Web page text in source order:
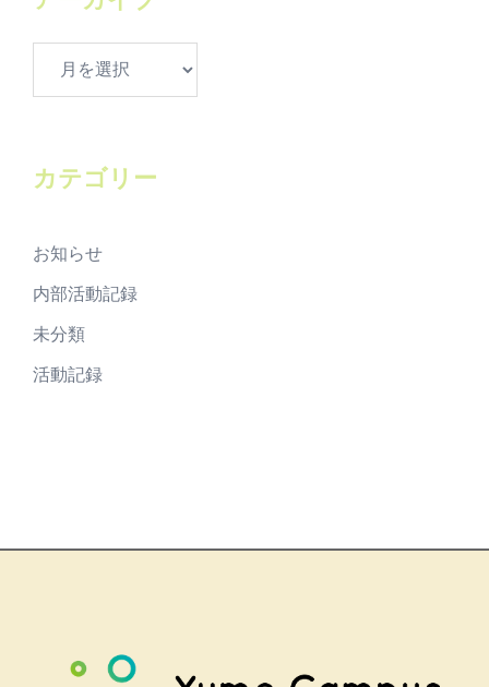
ブ
カテゴリー
お知らせ
内部活動記録
未分類
活動記録